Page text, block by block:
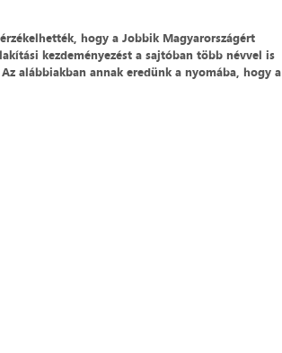
hogy a Jobbik Magyarországért
kezdeményezést a sajtóban több névvel is
alábbiakban annak eredünk a nyomába, hogy a